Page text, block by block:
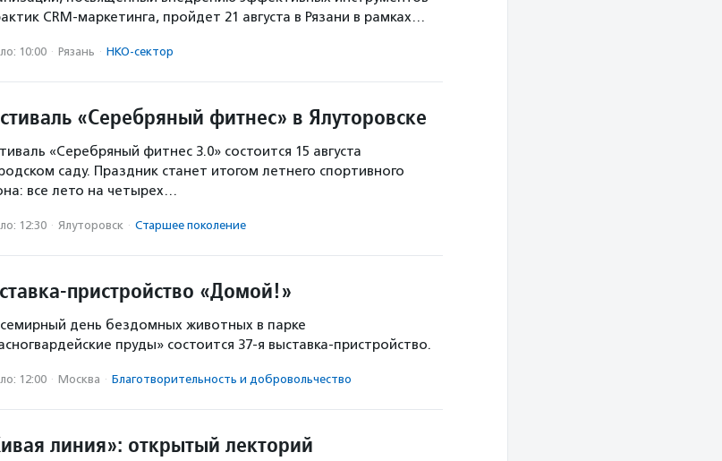
CRM-маркетинга, пройдет 21 августа в Рязани в рамках…
10:00 · Рязань · НКО-сектор
«Серебряный фитнес» в Ялуторовске
«Серебряный фитнес 3.0» состоится 15 августа
саду. Праздник станет итогом летнего спортивного
все лето на четырех…
12:30 · Ялуторовск · Старшее поколение
пристройство «Домой!»
день бездомных животных в парке
пруды» состоится 37-я выставка-пристройство.
12:00 · Москва · Благотвори­тель­ность и доброволь­чест­во
линия»: открытый лекторий